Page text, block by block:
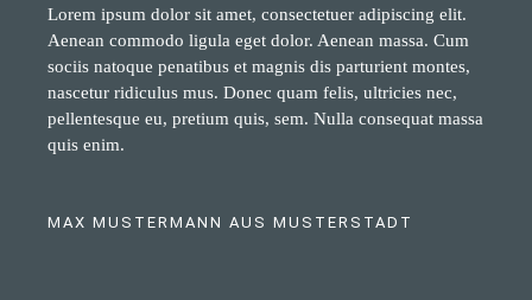
Lorem ipsum dolor sit amet, consectetuer adipiscing elit.
Aenean commodo ligula eget dolor. Aenean massa. Cum
sociis natoque penatibus et magnis dis parturient montes,
nascetur ridiculus mus. Donec quam felis, ultricies nec,
pellentesque eu, pretium quis, sem. Nulla consequat massa
quis enim.
MAX MUSTERMANN AUS MUSTERSTADT